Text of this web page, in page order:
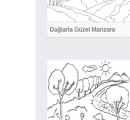
Dağlarla Güzel Manzara